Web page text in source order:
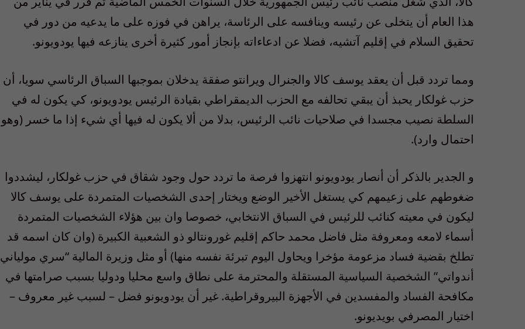
هذا العام أن يتخلى عن رئيسه وينافسه على الرئاسة، يراهن في فوزه على ما يدعيه من دور في
تحقيق السلام في إقليم آتشيه، فضلا عن ادعاءاته بإنجاز أمور كثيرة أخرى ينازعه فيها يودويونو.
ومما تردد قبل أن يعقد يوسف كالا والجنرال ويرانتو صفقة يدخلان بموجبها السباق الرئاسي سويا، أن
حزب غولكار يحبذ أن يبقي تحالفه مع الحزب الديمقراطي بقيادة الرئيس يودويونو، كي يكون له في
السلطة نصيب مجسدا في صلاحيات نائب الرئيس، بدلا من ألا يكون له فيها أي شيء إذا ما خسر (وهو
احتمال وارد).
و الجدير بالذكر أن أنصار يودويونو انتهزوا فرصة ما تردد حول وجود شقاق في حزب غولكار، ليشددوا
ضغوطهم على زعيمهم كي يستغل الأخير الوضع ويختار إحدى الشخصيات المتمردة على يوسف كالا
ليكون في معيته كنائب للرئيس في السباق الانتخابي، خصوصا وان بين هؤلاء الشخصيات المتمردة
أسماء لامعه ومعروفة مثل فاضل محمد حاكم إقليم غورونتالو ذو الشعبية الكبيرة (وان كان اسمه قد
تطلخ بقضية فساد مزعومة مؤخرا ويحاول اليوم تبرئة نفسه منها) أو مثل وزيرة المالية “سري مولياني
أندواتي” الشخصية السياسية المستقلة والمحترمة على نطاق واسع محليا ودوليا بسبب صرامتها في
مكافحة الفساد والمفسدين في الأجهزة البيروقراطية. غير أن يودويونو فضل – لسبب غير معروف –
اختيار المصرفي بويديونو.